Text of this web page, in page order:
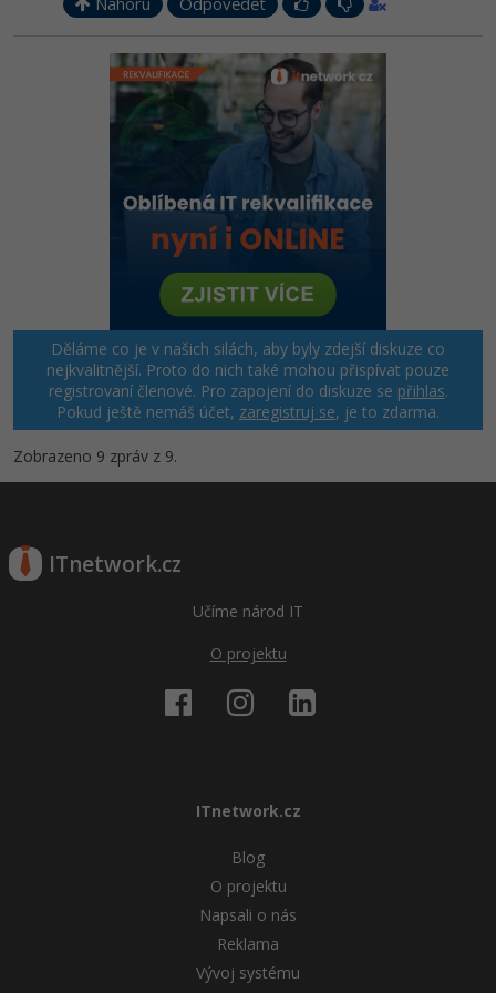
Nahoru Odpovědět
Děláme co je v našich silách, aby byly zdejší diskuze co
nejkvalitnější. Proto do nich také mohou přispívat pouze
registrovaní členové. Pro zapojení do diskuze se přihlas.
Pokud ještě nemáš účet, zaregistruj se, je to zdarma.
Zobrazeno 9 zpráv z 9.
ITnetwork.cz
Učíme národ IT
O projektu
ITnetwork.cz
Blog
O projektu
Napsali o nás
Reklama
Vývoj systému